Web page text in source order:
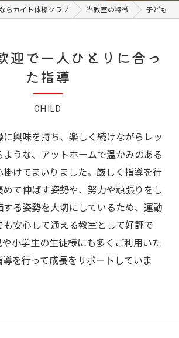
らカイト体操クラブ 当教室の特徴 子ども
迎で一人ひとりに合っ
た指導
CHILD
に興味を持ち、楽しく続けながらレッ
ような、アットホームで温かみのある
けてまいりました。厳しく指導を行
めて伸ばす姿勢や、努力や頑張りをし
する姿勢を大切にしているため、運動
安心して通える教室として好評で
小学生の生徒様にも多くご利用いた
を行って成長をサポートしていま